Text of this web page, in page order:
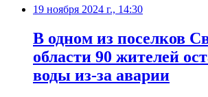
19 ноября 2024 г., 14:30
В одном из поселков
области 90 жителей
воды из-за аварии